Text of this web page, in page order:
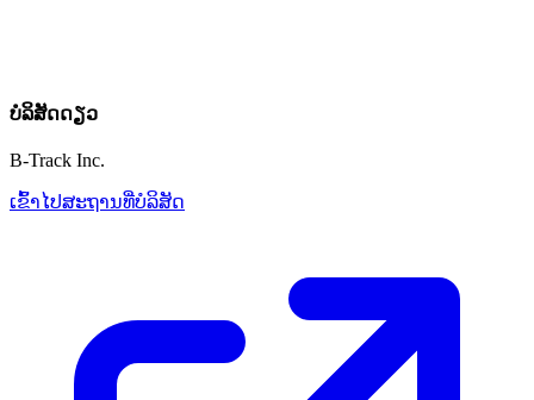
ບໍລິສັດດຽວ
B-Track Inc.
ເຂົ້າໄປສະຖານທີ່ບໍລິສັດ